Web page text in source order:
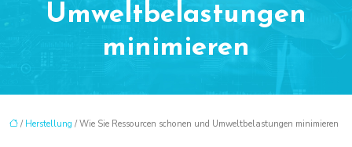
Umweltbelastungen
minimieren
/ Herstellung / Wie Sie Ressourcen schonen und Umweltbelastungen minimieren